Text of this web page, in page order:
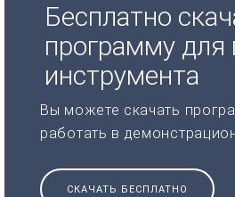
Бесплатно
программу для
инструмента
Вы можете скачать
работать в
СКАЧАТЬ БЕСПЛАТНО